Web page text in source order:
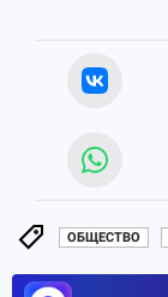
ОБЩЕСТВО